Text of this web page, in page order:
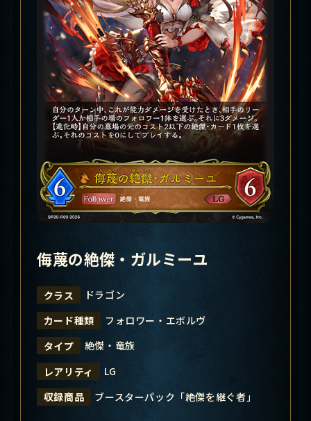
侮蔑の絶傑・ガルミーユ
クラス
ドラゴン
カード種類
フォロワー・エボルヴ
タイプ
絶傑・竜族
レアリティ
LG
収録商品
ブースターパック「絶傑を継ぐ者」